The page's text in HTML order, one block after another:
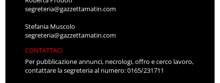
segreteria@gazzettamatin.com
Stefania Muscolo
segreteria@gazzettamatin.com
CONTATTACI
Per pubblicazione annunci, necrologi, offro e cerco lavoro,
contattare la segreteria al numero: 0165/231711